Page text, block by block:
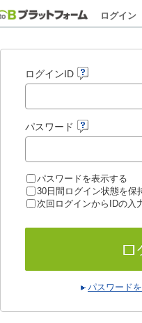
ログイン
ログインID
パスワード
パスワードを表示する
30日間ログイン状態を保
次回ログインからIDの入
パスワード